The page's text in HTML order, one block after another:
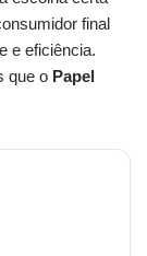
final
e eficiência.
que o Papel